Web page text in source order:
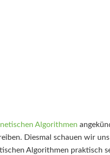
Algorithmen
Diesmal schauen wir
Algorithmen praktisch